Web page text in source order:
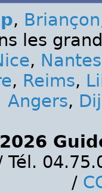
, Briançon
les
, Nantes
, Reims,
Angers,
Tél.
/